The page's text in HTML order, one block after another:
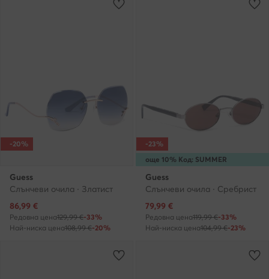
-20%
Guess
Слънчеви очила · Златист
Актуална цена
86,99 €
Редовна цена129,99 €-33%
Най-ниска цена108,99 €-20%
още 10% Код: SUMMER
-23%
Guess
Слънчеви очила · Сребрист
Актуална цена
79,99 €
Редовна цена119,99 €-33%
Най-ниска цена104,99 €-23%